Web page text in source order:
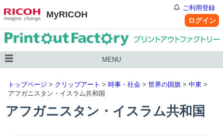
MyRICOH
ご利用登録
ログイン
MENU
トップページ > クリップアート > 時事・社会 > 世界の国旗 > 中東 >
アフガニスタン・イスラム共和国
アフガニスタン・イスラム共和国